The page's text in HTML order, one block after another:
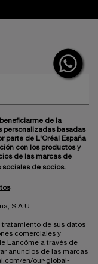
de la
personalizadas basadas
parte de L'Oréal España
con los productos y
de las marcas de
sociales de socios.
S.A.U.
tratamiento de sus datos
comerciales y
Lancôme a través de
anuncios de las marcas
en/our-global-